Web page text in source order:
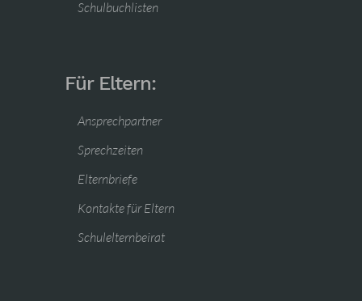
Schulbuchlisten
Für Eltern:
Ansprechpartner
Sprechzeiten
Elternbriefe
Kontakte für Eltern
Schulelternbeirat